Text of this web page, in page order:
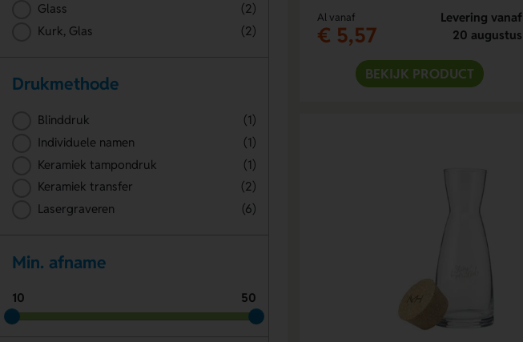
Al vanaf
€ 5,57
Levering vanaf
20 augustus
BEKIJK PRODUCT
Glass
(2)
Kurk, Glas
(2)
Drukmethode
Blinddruk
(1)
Individuele namen
(1)
Keramiek tampondruk
(1)
Keramiek transfer
(2)
Lasergraveren
(6)
Min. afname
10 50